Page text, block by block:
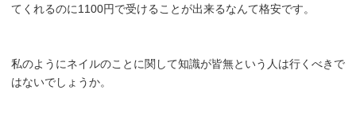
てくれるのに1100円で受けることが出来るなんて格安です。
私のようにネイルのことに関して知識が皆無という人は行くべきで
はないでしょうか。